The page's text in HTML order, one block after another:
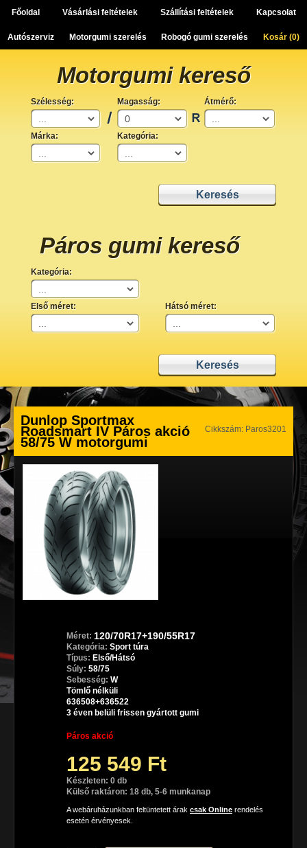
Főoldal Vásárlási feltételek Szállítási feltételek Kapcsolat
Autószerviz Motorgumi szerelés Robogó gumi szerelés Kosár (0)
Motorgumi kereső
Szélesség: Magasság: Átmérő:
Márka: Kategória:
Páros gumi kereső
Kategória:
Első méret: Hátsó méret:
Cikkszám: Paros3201
Dunlop Sportmax
Roadsmart IV Páros akció
58/75 W motorgumi
Méret: 120/70R17+190/55R17
Kategória: Sport túra
Típus: Első/Hátsó
Súly: 58/75
Sebesség: W
Tömlő nélküli
636508+636522
3 éven belüli frissen gyártott gumi
Páros akció
125 549 Ft
Készleten: 0 db
Külső raktáron: 18 db, 5-6 munkanap
A webáruházunkban feltüntetett árak csak Online rendelés
esetén érvényesek.